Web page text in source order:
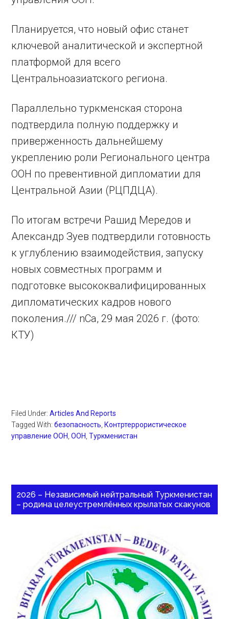
Планируется, что новый офис станет
ключевой аналитической и экспертной
платформой для всего
Центральноазиатского региона.
Параллельно туркменская сторона
подтвердила полную поддержку и
приверженность дальнейшему
укреплению роли Регионального центра
ООН по превентивной дипломатии для
Центральной Азии (РЦПДЦА).
По итогам встречи Рашид Мередов и
Александр Зуев подтвердили готовность
к углублению взаимодействия, запуску
новых совместных программ и
подготовке высококвалифицированных
дипломатических кадров нового
поколения./// nCa, 29 мая 2026 г. (фото:
КТУ)
Filed Under:Articles And Reports
Tagged With:безопасность Контртеррористическое
управление ООН ,ООН ,Туркменистан
2026 – Независимый нейтральный Туркменистан
– родина целеустремлённых крылатых скакунов